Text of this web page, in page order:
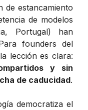
de estancamiento
de modelos
Portugal) han
founders del
lección es clara:
y sin
de caducidad.
democratiza el